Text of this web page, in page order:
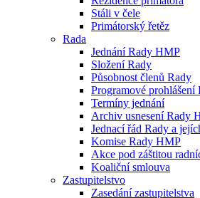
Stáli v čele
Primátorský řetěz
Rada
Jednání Rady HMP
Složení Rady
Působnost členů Rady
Programové
Termíny jednání
Archiv usnesení Rady
Jednací řád Rady a
Komise Rady HMP
Akce pod záštitou
Koaliční smlouva
Zastupitelstvo
Zasedání zastupitelstva